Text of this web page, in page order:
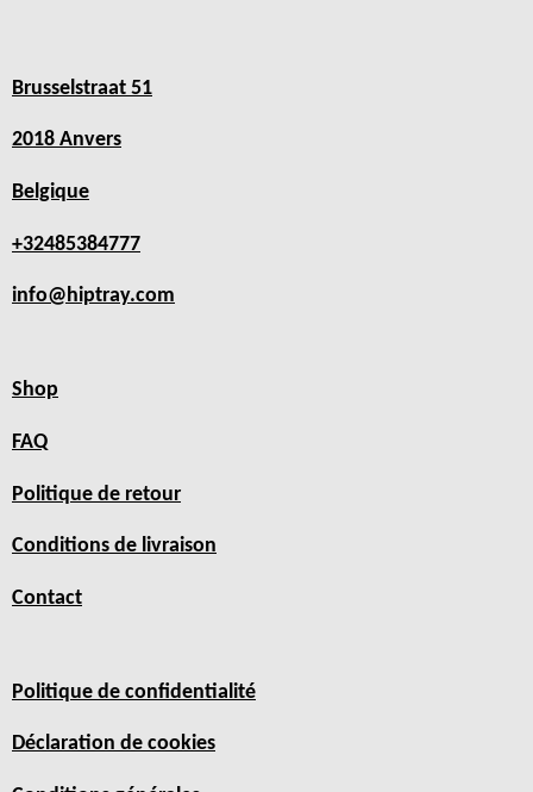
Brusselstraat 51
2018 Anvers
Belgique
+32485384777
info@hiptray.com
Shop
FAQ
Politique de retour
Conditions de livraison
Contact
Politique de confidentialité
Déclaration de cookies